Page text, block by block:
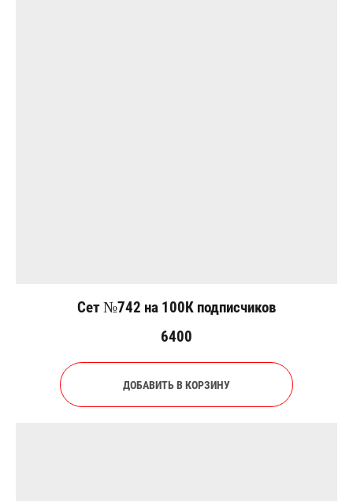
Сет №742 на 100К подписчиков
6400
ДОБАВИТЬ В КОРЗИНУ